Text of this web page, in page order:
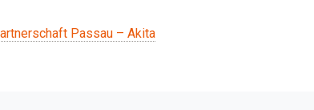
Passau – Akita